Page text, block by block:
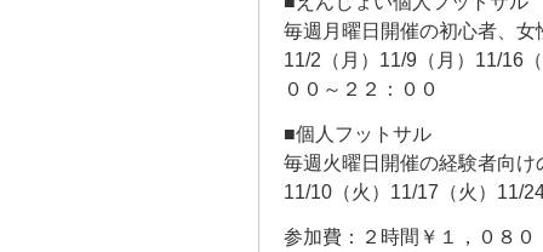
毎週月曜日開催の初心者、
11/2（月）11/9（月）11/16
００～２２：００
■個人フットサル
毎週火曜日開催の経験者向
11/10（火）11/17（火）11/
参加費：２時間￥１，０８